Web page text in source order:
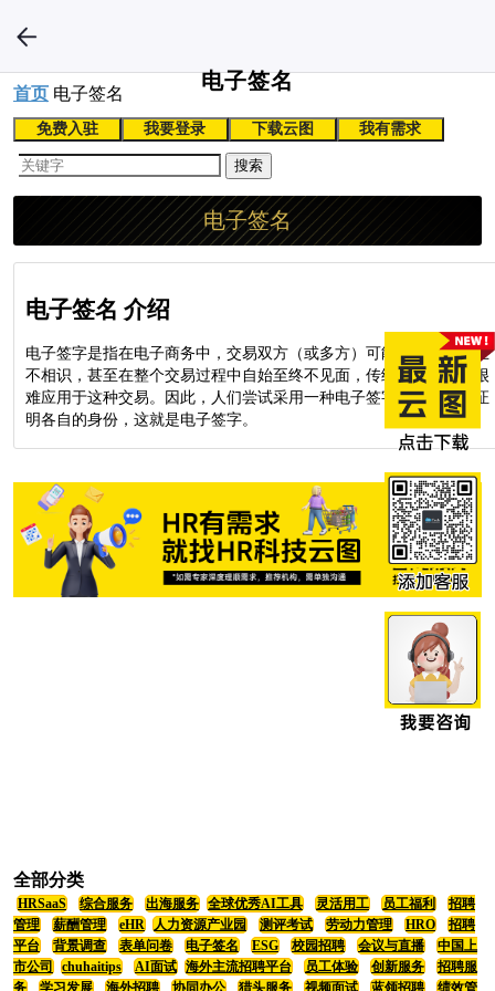
电子签名
首页 电子签名
免费入驻 我要登录 下载云图 我有需求
搜索
电子签名
电子签名 介绍
电子签字是指在电子商务中，交易双方（或多方）可能远隔万里而互
不相识，甚至在整个交易过程中自始至终不见面，传统的签字方式很
难应用于这种交易。因此，人们尝试采用一种电子签字机制来相互证
明各自的身份，这就是电子签字。
全部分类
HRSaaS 综合服务 出海服务 全球优秀AI工具 灵活用工 员工福利
招聘
管理
薪酬管理 eHR 人力资源产业园 测评考试 劳动力管理 HRO
招聘
平台
背景调查 表单问卷 电子签名 ESG 校园招聘 会议与直播
中国上
市公司
chuhaitips AI面试 海外主流招聘平台 员工体验 创新服务
招聘服
务
学习发展 海外招聘 协同办公 猎头服务 视频面试 蓝领招聘 绩效管